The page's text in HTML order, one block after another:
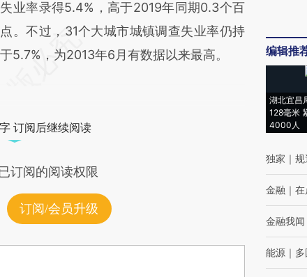
业率录得5.4%，高于2019年同期0.3个百
。不过，31个大城市城镇调查失业率仍持
5.7%，为2013年6月有数据以来最高。
订阅后继续阅读
订阅的阅读权限
订阅/会员升级
编辑推
湖北宜昌
128毫米
4000人
独家 ｜ 规
金融 ｜ 在
金融我闻
能源 ｜